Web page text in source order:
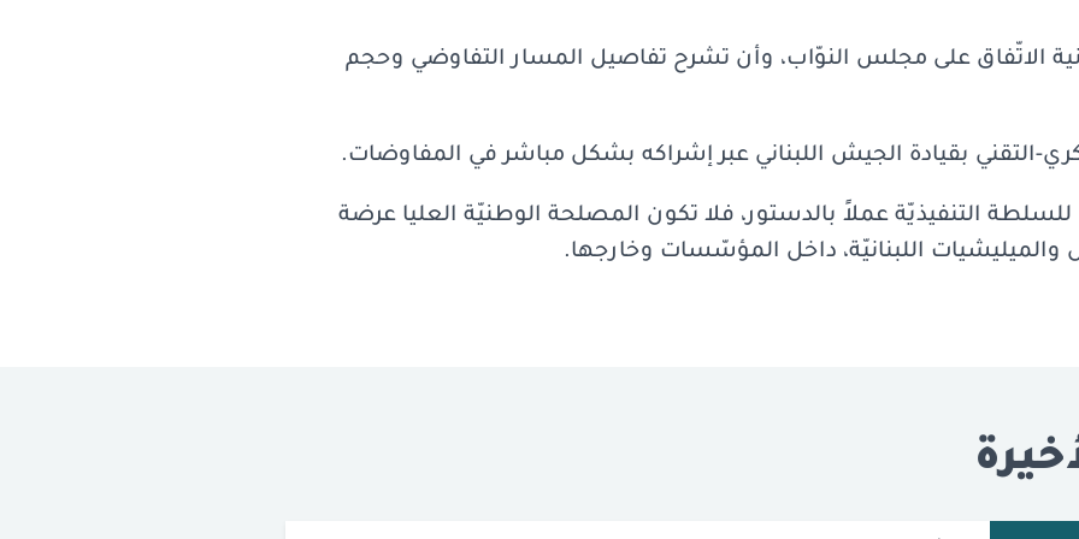
الاتّفاق على مجلس النوّاب، وأن تشرح تفاصيل المسار التفاوضي وحجم
التقني بقيادة الجيش اللبناني عبر إشراكه بشكل مباشر في المفاوضات.
التنفيذيّة عملاً بالدستور، فلا تكون المصلحة الوطنيّة العليا عرضة
والميليشيات اللبنانيّة، داخل المؤسّسات وخارجها.